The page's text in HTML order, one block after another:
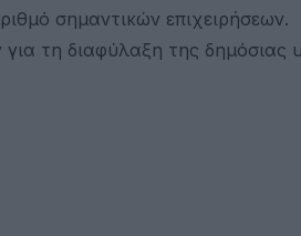
σημαντικών επιχειρήσεων.
τη διαφύλαξη της δημόσιας